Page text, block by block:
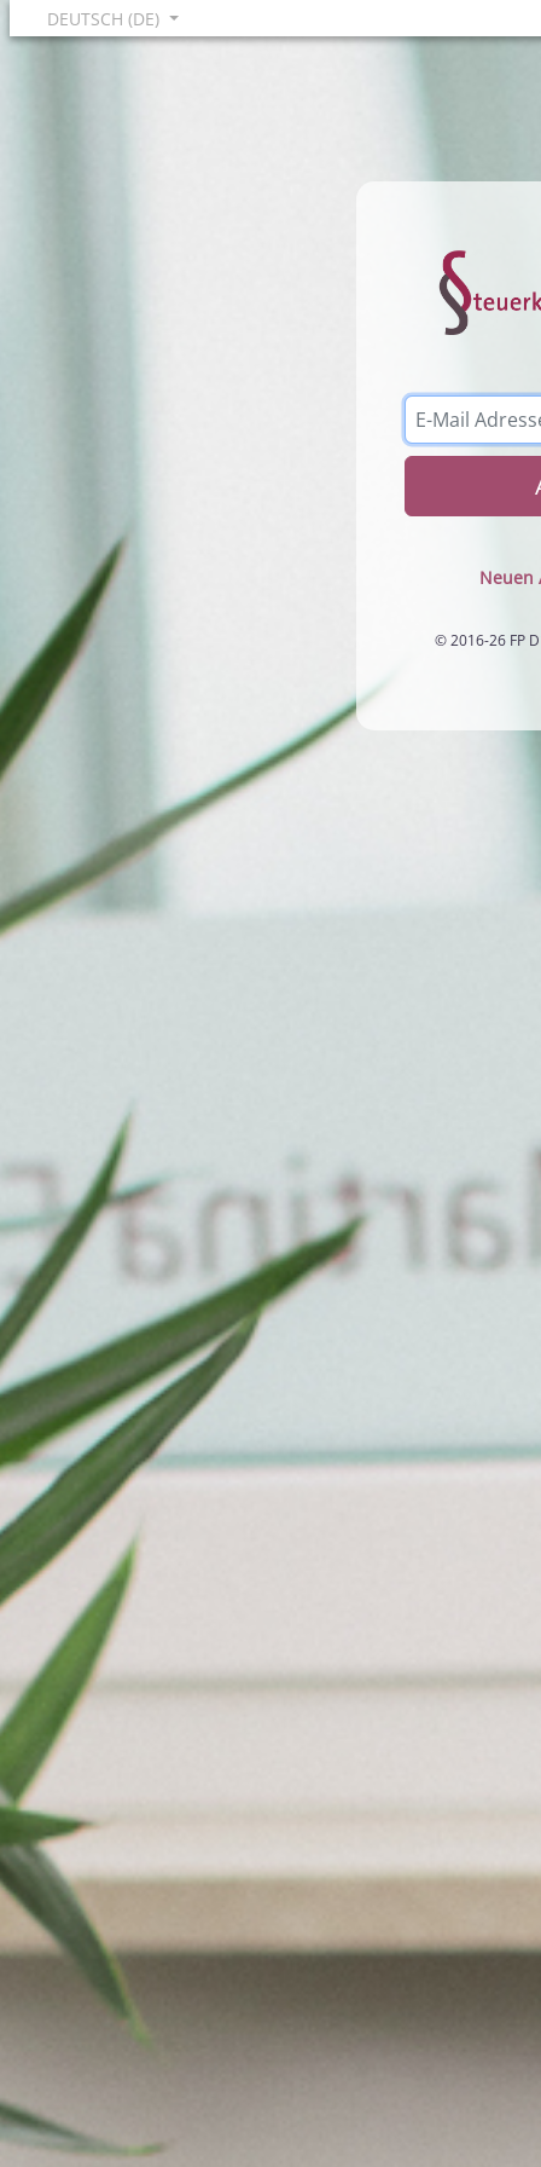
DEUTSCH (DE)
Neuen
© 2016-26 FP